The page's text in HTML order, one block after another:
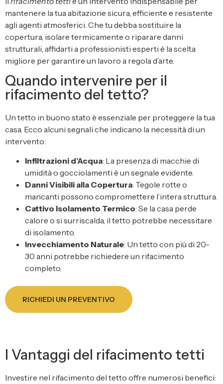
mantenere la tua abitazione sicura, efficiente e resistente
agli agenti atmosferici. Che tu debba sostituire la
copertura, isolare termicamente o riparare danni
strutturali, affidarti a professionisti esperti è la scelta
migliore per garantire un lavoro a regola d’arte.
Quando intervenire per il
rifacimento del tetto?
Un tetto in buono stato è essenziale per proteggere la tua
casa. Ecco alcuni segnali che indicano la necessità di un
intervento:
Infiltrazioni d’Acqua: La presenza di macchie di
umidità o gocciolamenti è un segnale evidente.
Danni Visibili alla Copertura: Tegole rotte o
mancanti possono compromettere l’intera struttura.
Cattivo Isolamento Termico: Se la casa perde
calore o si surriscalda, il tetto potrebbe necessitare
di isolamento.
Invecchiamento Naturale: Un tetto con più di 20-
30 anni potrebbe richiedere un rifacimento
completo.
RICHIEDI UN PREVENTIVO
I Vantaggi del rifacimento tetti
Investire nel rifacimento del tetto offre numerosi benefici: